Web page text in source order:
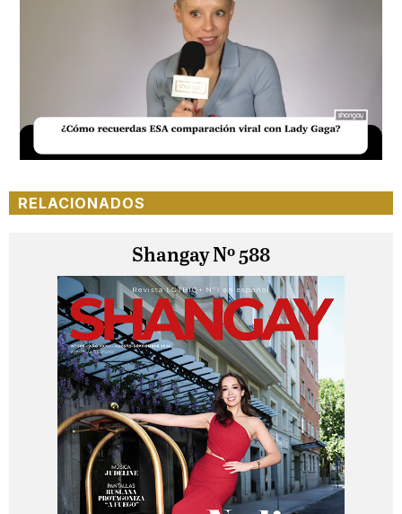
20.76%
RELACIONADOS
Shangay Nº 588